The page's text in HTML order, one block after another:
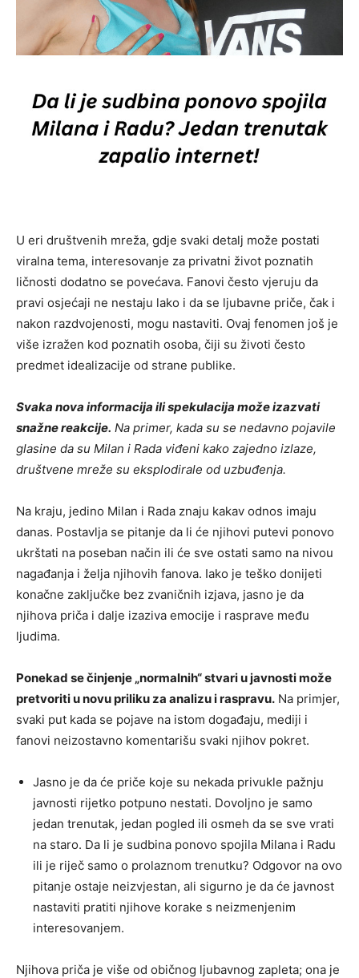
U eri društvenih mreža, gdje svaki detalj može postati
viralna tema, interesovanje za privatni život poznatih
ličnosti dodatno se povećava. Fanovi često vjeruju da
pravi osjećaji ne nestaju lako i da se ljubavne priče, čak i
nakon razdvojenosti, mogu nastaviti. Ovaj fenomen još je
više izražen kod poznatih osoba, čiji su životi često
predmet idealizacije od strane publike.
Svaka nova informacija ili spekulacija može izazvati
snažne reakcije. Na primer, kada su se nedavno pojavile
glasine da su Milan i Rada viđeni kako zajedno izlaze,
društvene mreže su eksplodirale od uzbuđenja.
Na kraju, jedino Milan i Rada znaju kakav odnos imaju
danas. Postavlja se pitanje da li će njihovi putevi ponovo
ukrštati na poseban način ili će sve ostati samo na nivou
nagađanja i želja njihovih fanova. Iako je teško donijeti
konačne zaključke bez zvaničnih izjava, jasno je da
njihova priča i dalje izaziva emocije i rasprave među
ljudima.
Ponekad se činjenje „normalnih“ stvari u javnosti može
pretvoriti u novu priliku za analizu i raspravu. Na primjer,
svaki put kada se pojave na istom događaju, mediji i
fanovi neizostavno komentarišu svaki njihov pokret.
Jasno je da će priče koje su nekada privukle pažnju
javnosti rijetko potpuno nestati. Dovoljno je samo
jedan trenutak, jedan pogled ili osmeh da se sve vrati
na staro. Da li je sudbina ponovo spojila Milana i Radu
ili je riječ samo o prolaznom trenutku? Odgovor na ovo
pitanje ostaje neizvjestan, ali sigurno je da će javnost
nastaviti pratiti njihove korake s neizmenjenim
interesovanjem.
Njihova priča je više od običnog ljubavnog zapleta; ona je